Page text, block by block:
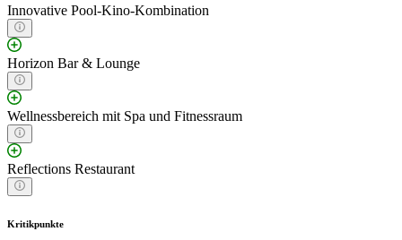
Innovative Pool-Kino-Kombination
Horizon Bar & Lounge
Wellnessbereich mit Spa und Fitnessraum
Reflections Restaurant
Kritikpunkte